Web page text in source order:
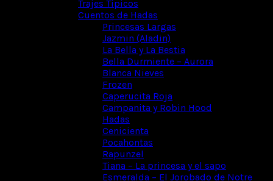
Trajes Típicos
Cuentos de Hadas
Princesas Largas
Jazmin (Aladin)
La Bella y La Bestia
Bella Durmiente – Aurora
Blanca Nieves
Frozen
Caperucita Roja
Campanita y Robin Hood
Hadas
Cenicienta
Pocahontas
Rapunzel
Tiana – La princesa y el sapo
Esmeralda – El Jorobado de Notre